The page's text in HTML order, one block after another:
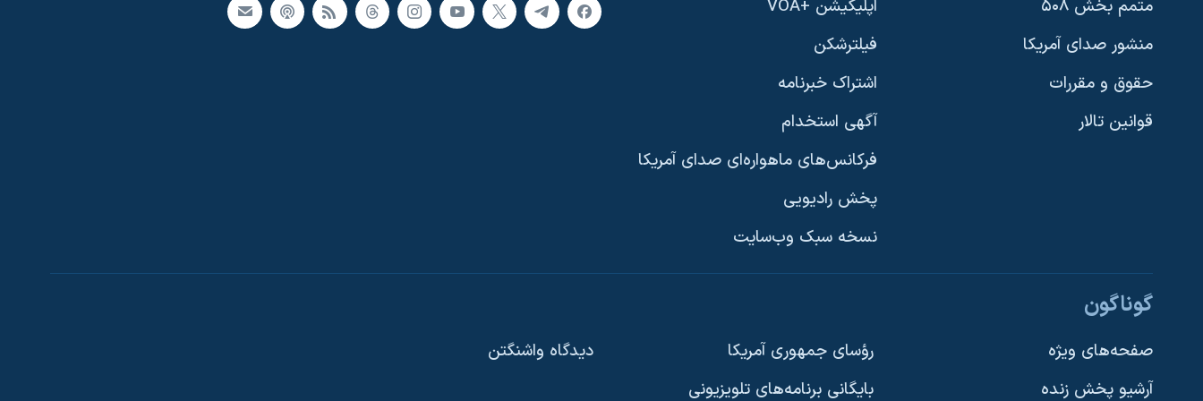
دنبال کنید
متمم بخش ۵۰۸
منشور صدای آمریکا
حقوق و مقررات
قوانین تالار
اپلیکیشن +VOA
فیلترشکن
اشتراک خبرنامه
آگهی استخدام
فرکانس‌های ماهواره‌ای صدای آمریکا
پخش رادیویی
نسخه سبک وب‌سایت
گوناگون
صفحه‌های ویژه
آرشیو پخش زنده
رؤسای جمهوری آمریکا
بایگانی برنامه‌های تلویزیونی
دیدگاه‌ واشنگتن